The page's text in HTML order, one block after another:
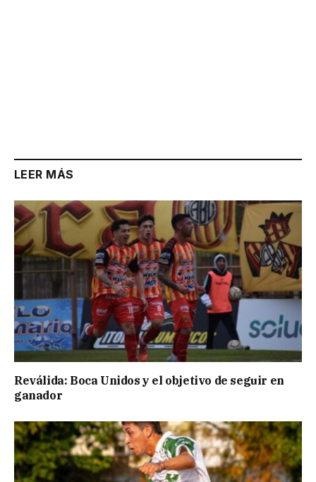
LEER MÁS
Reválida: Boca Unidos y el objetivo de seguir en
ganador